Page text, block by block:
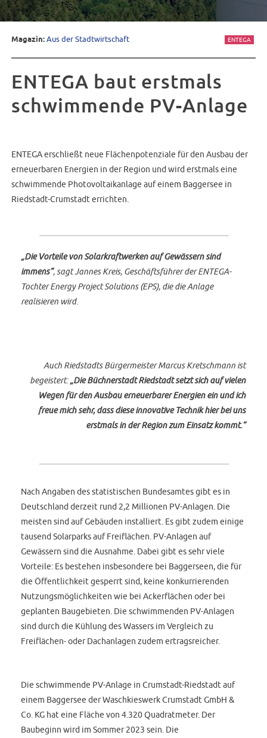
Magazin:Aus der Stadtwirtschaft ENTEGA
ENTEGA baut erstmals
schwimmende PV-Anlage
ENTEGA erschließt neue Flächenpotenziale für den Ausbau der
erneuerbaren Energien in der Region und wird erstmals eine
schwimmende Photovoltaikanlage auf einem Baggersee in
Riedstadt-Crumstadt errichten.
„Die Vorteile von Solarkraftwerken auf Gewässern sind
immens“, sagt Jannes Kreis, Geschäftsführer der ENTEGA-
Tochter Energy Project Solutions (EPS), die die Anlage
realisieren wird.
Auch Riedstadts Bürgermeister Marcus Kretschmann ist
begeistert:„Die Büchnerstadt Riedstadt setzt sich auf vielen
Wegen für den Ausbau erneuerbarer Energien ein und ich
freue mich sehr, dass diese innovative Technik hier bei uns
erstmals in der Region zum Einsatz kommt.“
Nach Angaben des statistischen Bundesamtes gibt es in
Deutschland derzeit rund 2,2 Millionen PV-Anlagen. Die
meisten sind auf Gebäuden installiert. Es gibt zudem einige
tausend Solarparks auf Freiflächen. PV-Anlagen auf
Gewässern sind die Ausnahme. Dabei gibt es sehr viele
Vorteile: Es bestehen insbesondere bei Baggerseen, die für
die Öffentlichkeit gesperrt sind, keine konkurrierenden
Nutzungsmöglichkeiten wie bei Ackerflächen oder bei
geplanten Baugebieten. Die schwimmenden PV-Anlagen
sind durch die Kühlung des Wassers im Vergleich zu
Freiflächen- oder Dachanlagen zudem ertragsreicher.
Die schwimmende PV-Anlage in Crumstadt-Riedstadt auf
einem Baggersee der Waschkieswerk Crumstadt GmbH &
Co. KG hat eine Fläche von 4.320 Quadratmeter. Der
Baubeginn wird im Sommer 2023 sein. Die